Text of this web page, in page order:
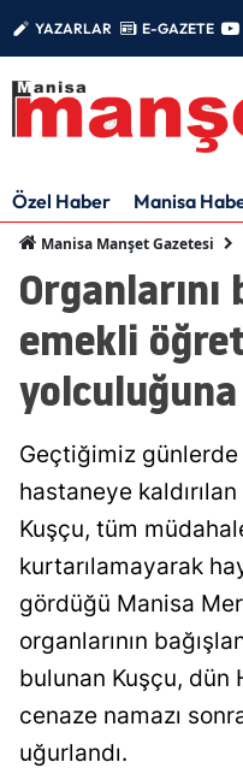
YAZARLAR E-GAZETE
Özel Haber Manisa
Manisa Manşet Gazetesi
Organlarını
emekli
Geçtiğimiz
hastaneye
Kuşçu, tüm
kurtarılamayarak
gördüğü Manisa
organlarının
bulunan Kuşçu, dün
cenaze namazı
uğurlandı.